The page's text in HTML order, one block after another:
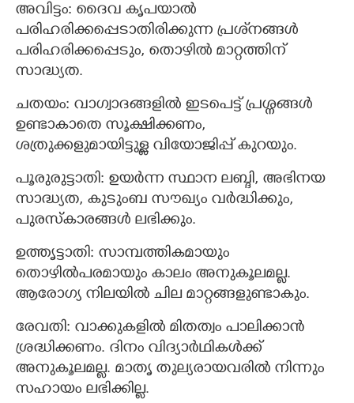
അവിട്ടം: ദൈവ കൃപയാല്‍
പരിഹരിക്കപ്പെടാതിരിക്കുന്ന പ്രശ്‌നങ്ങള്‍
പരിഹരിക്കപ്പെടും, തൊഴില്‍ മാറ്റത്തിന്
സാദ്ധ്യത.
ചതയം: വാഗ്വാദങ്ങളില്‍ ഇടപെട്ട് പ്രശ്നങ്ങള്‍
ഉണ്ടാകാതെ സൂക്ഷിക്കണം,
ശത്രുക്കളുമായിട്ടുള്ള വിയോജിപ്പ് കുറയും.
പൂരുരുട്ടാതി: ഉയര്‍ന്ന സ്ഥാന ലബ്ദി, അഭിനയ
സാദ്ധ്യത, കുടുംബ സൗഖ്യം വര്‍ദ്ധിക്കും,
പുരസ്കാരങ്ങള്‍ ലഭിക്കും.
ഉത്തൃട്ടാതി: സാമ്പത്തികമായും
തൊഴില്‍പരമായും കാലം അനുകൂലമല്ല.
ആരോഗ്യ നിലയില്‍ ചില മാറ്റങ്ങളുണ്ടാകും.
രേവതി: വാക്കുകളില്‍ മിതത്വം പാലിക്കാന്‍
ശ്രദ്ധിക്കണം. ദിനം വിദ്യാര്‍ഥികള്‍ക്ക്
അനുകൂലമല്ല. മാതൃ തുല്യരായവരില്‍ നിന്നും
സഹായം ലഭിക്കില്ല.